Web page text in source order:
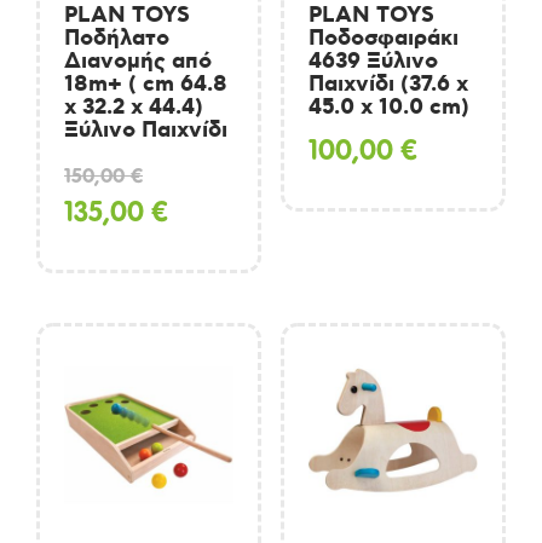
PLAN TOYS
Ποδήλατο
Διανομής από
18m+ ( cm 64.8
x 32.2 x 44.4)
Ξύλινο Παιχνίδι
150,00€
price
135,00€
PLAN TOYS
Ποδοσφαιράκι
4639 Ξύλινο
Παιχνίδι (37.6 x
45.0 x 10.0 cm)
100,00€